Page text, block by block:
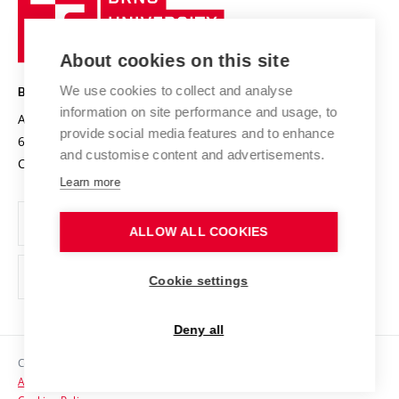
Research infrastructures
Projects
Projects from Structural Funds
Specific University Research
International Agreements
Sustainable university
Safe University
Organization Structure
Official notice board
Personal Data Protection
Support and development of employees and students
Contacts
Technology
BRNO UNIVERSITY OF TECHNOLOGY
Antonínská 548/1
602 00 Brno
Czech Republic
www.vut.cz
vut@vutbr.cz
Copyright © 2026 VUT
Accessibility Statement
About cookies on this site
We use cookies to collect and analyse
information on site performance and usage, to
provide social media features and to enhance
and customise content and advertisements.
Learn more
ALLOW ALL COOKIES
Cookie settings
Deny all